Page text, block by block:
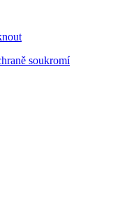
soukromí